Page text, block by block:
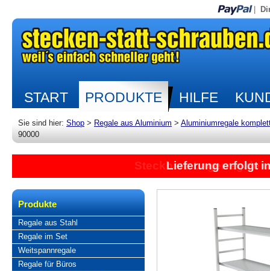
START PRODUKTE HILFE
Sie sind hier: Shop > Regale aus Aluminium > Aluminiumregale
90000
Lieferung erfolgt
Produkte
Regale aus Stahl
Regale im Set
Weitspannregale
Regale für Büros